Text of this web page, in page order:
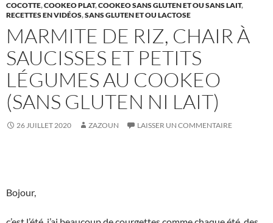
COCOTTE,COOKEO PLAT,COOKEO SANS GLUTEN ET OU SANS LAIT,
RECETTES EN VIDÉOS,SANS GLUTEN ET OU LACTOSE
MARMITE DE RIZ, CHAIR À
SAUCISSES ET PETITS
LÉGUMES AU COOKEO
(SANS GLUTEN NI LAIT)
26 JUILLET 2020 ZAZOUN LAISSER UN COMMENTAIRE
Bojour,